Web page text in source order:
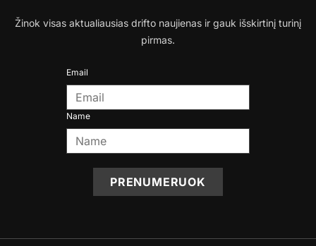
Žinok visas aktualiausias drifto naujienas ir gauk išskirtinį turinį
pirmas.
Email
Name
PRENUMERUOK